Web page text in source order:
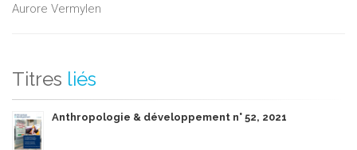
Aurore Vermylen
Titres liés
Anthropologie & développement n° 52, 2021